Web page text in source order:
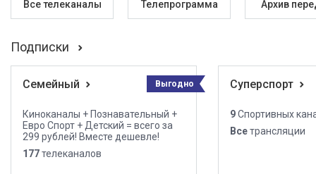
Все телеканалы Телепрограмма Архив
Подписки
Выгодно
Семейный
Киноканалы + Познавательный +
Евро Спорт + Детский = всего за
299 рублей! Вместе дешевле!
177телеканалов
Суперспорт
9Спортивных
Всетрансляции